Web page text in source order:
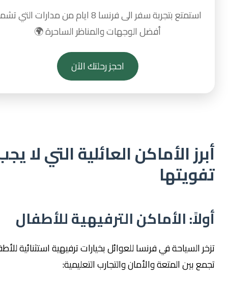
استمتع بتجربة سفر الى فرنسا 8 ايام من مدارات التي تشمل
أفضل الوجهات والمناظر الساحرة 🌍
احجز رحلتك الآن
الأماكن العائلية التي لا يجب
الأماكن الترفيهية للأطفال
السياحة في فرنسا للعوائل بخيارات ترفيهية استثنائية للأطفال،
بين المتعة والأمان والتجارب التعليمية: